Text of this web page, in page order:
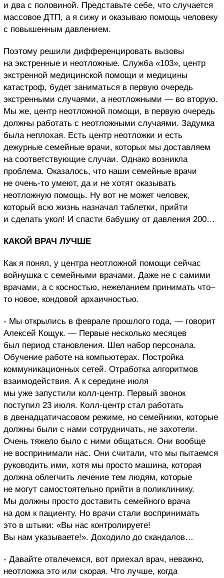
и два с половиной. Представьте себе, что случается
массовое ДТП, а я сижу и оказываю помощь человеку
с повышенным давлением.
Поэтому решили дифференцировать вызовы
на экстренные и неотложные. Служба «103», центр
экстренной медицинской помощи и медицины
катастроф, будет заниматься в первую очередь
экстренными случаями, а неотложными — во вторую.
Мы же, центр неотложной помощи, в первую очередь
должны работать с неотложными случаями. Задумка
была неплохая. Есть центр неотложки и есть
дежурные семейные врачи, которых мы доставляем
на соответствующие случаи. Однако возникла
проблема. Оказалось, что наши семейные врачи
не очень-то умеют, да и не хотят оказывать
неотложную помощь. Ну вот не может человек,
который всю жизнь назначал таблетки, прийти
и сделать укол! И спасти бабушку от давления 200…
КАКОЙ ВРАЧ ЛУЧШЕ
Как я понял, у центра неотложной помощи сейчас
войнушка с семейными врачами. Даже не с самими
врачами, а с косностью, нежеланием принимать что–
то новое, кондовой архаичностью.
- Мы открылись в феврале прошлого года, — говорит
Алексей Кощук. — Первые несколько месяцев
был период становления. Шел набор персонала.
Обучение работе на компьютерах. Постройка
коммуникационных сетей. Отработка алгоритмов
взаимодействия. А к середине июля
мы уже запустили колл-центр. Первый звонок
поступил 23 июля. Колл-центр стал работать
в двенадцатичасовом режиме, но семейники, которые
должны были с нами сотрудничать, не захотели.
Очень тяжело было с ними общаться. Они вообще
не воспринимали нас. Они считали, что мы пытаемся
руководить ими, хотя мы просто машина, которая
должна облегчить лечение тем людям, которые
не могут самостоятельно прийти в поликлинику.
Мы должны просто доставить семейного врача
на дом к пациенту. Но врачи стали воспринимать
это в штыки: «Вы нас контролируете!
Вы нам указываете!». Доходило до скандалов…
- Давайте отвлечемся, вот приехал врач, неважно,
неотложка это или скорая. Что лучше, когда